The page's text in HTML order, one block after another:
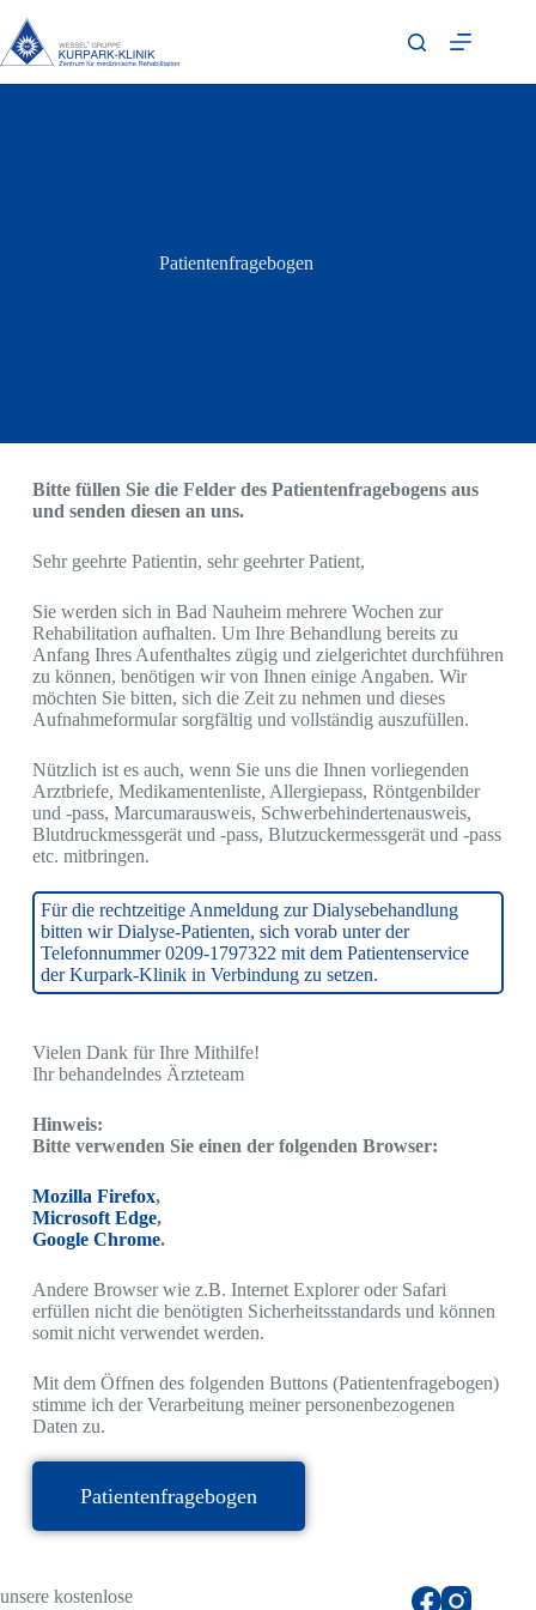
Patientenfragebogen
Bitte füllen Sie die Felder des Patientenfragebogens aus
und senden diesen an uns.
Sehr geehrte Patientin, sehr geehrter Patient,
Sie werden sich in Bad Nauheim mehrere Wochen zur
Rehabilitation aufhalten. Um Ihre Behandlung bereits zu
Anfang Ihres Aufenthaltes zügig und zielgerichtet durchführen
zu können, benötigen wir von Ihnen einige Angaben. Wir
möchten Sie bitten, sich die Zeit zu nehmen und dieses
Aufnahmeformular sorgfältig und vollständig auszufüllen.
Nützlich ist es auch, wenn Sie uns die Ihnen vorliegenden
Arztbriefe, Medikamentenliste, Allergiepass, Röntgenbilder
und -pass, Marcumarausweis, Schwerbehindertenausweis,
Blutdruckmessgerät und -pass, Blutzuckermessgerät und -pass
etc. mitbringen.
Für die rechtzeitige Anmeldung zur Dialysebehandlung
bitten wir Dialyse-Patienten, sich vorab unter der
Telefonnummer 0209-1797322 mit dem Patientenservice
der Kurpark-Klinik in Verbindung zu setzen.
Vielen Dank für Ihre Mithilfe!
Ihr behandelndes Ärzteteam
Hinweis:
Bitte verwenden Sie einen der folgenden Browser:
Mozilla Firefox,
Microsoft Edge,
Google Chrome.
Andere Browser wie z.B. Internet Explorer oder Safari
erfüllen nicht die benötigten Sicherheitsstandards und können
somit nicht verwendet werden.
Mit dem Öffnen des folgenden Buttons (Patientenfragebogen)
stimme ich der Verarbeitung meiner personenbezogenen
Daten zu.
Patientenfragebogen
unsere kostenlose